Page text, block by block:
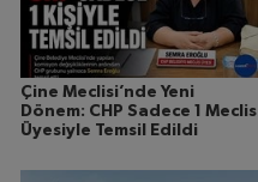
Çine Meclisi’nde Yeni
Dönem: CHP Sadece 1 Meclis
Üyesiyle Temsil Edildi